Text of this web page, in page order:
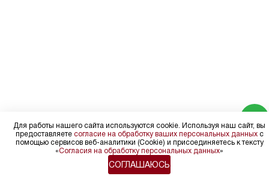
Для работы нашего сайта используются cookie. Используя наш сайт, вы
предоставляете согласие на обработку ваших персональных данныхс
помощью сервисов веб-аналитики (Cookie) и присоединяетесь к тексту
«Согласия на обработку персональных данных»
СОГЛАШАЮСЬ